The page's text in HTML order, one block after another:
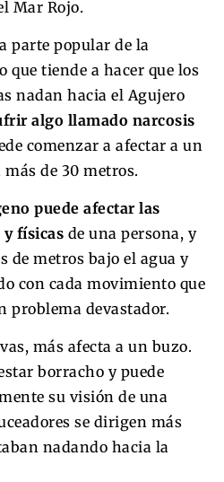
Mar Rojo.
parte popular de la
que tiende a hacer que los
nadan hacia el Agujero
algo llamado narcosis
comenzar a afectar a un
más de 30 metros.
puede afectar las
y físicas de una persona, y
de metros bajo el agua y
con cada movimiento que
problema devastador.
más afecta a un buzo.
borracho y puede
su visión de una
se dirigen más
nadando hacia la